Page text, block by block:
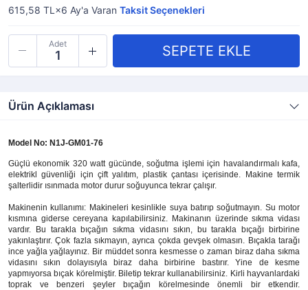
615,58 TL×6 Ay'a Varan Taksit Seçenekleri
Adet
Ürün Açıklaması
Model No: N1J-GM01-76
Güçlü ekonomik 320 watt gücünde, soğutma işlemi için havalandırmalı kafa,
elektrikl güvenliği için çift yalıtım, plastik çantası içerisinde. Makine termik
şalterlidir ısınmada motor durur soğuyunca tekrar çalışır.
Makinenin kullanımı: Makineleri kesinlikle suya batırıp soğutmayın. Su motor
kısmına giderse cereyana kapılabilirsiniz. Makinanın üzerinde sıkma vidası
vardır. Bu tarakla bıçağın sıkma vidasını sıkın, bu tarakla bıçağı birbirine
yakınlaştırır. Çok fazla sıkmayın, ayrıca çokda gevşek olmasın. Bıçakla tarağı
ince yağla yağlayınız. Bir müddet sonra kesmesse o zaman biraz daha sıkma
vidasını sıkın dolayısıyla biraz daha birbirine bastırır. Yine de kesme
yapmıyorsa bıçak körelmiştir. Biletip tekrar kullanabilirsiniz. Kirli hayvanlardaki
toprak ve benzeri şeyler bıçağın körelmesinde önemli bir etkendir.